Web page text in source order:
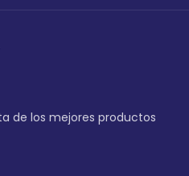
de los mejores productos